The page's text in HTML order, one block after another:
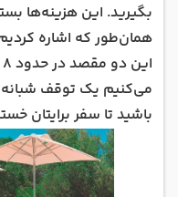
بگیرید. این هزینه‌ها
همان‌طور که اشاره
می‌کنیم یک توقف شبانه
باشید تا سفر برایتان